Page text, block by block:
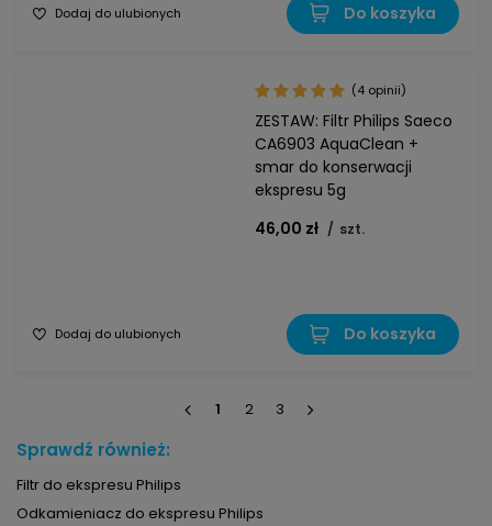
Dodaj do ulubionych Do koszyka
ZESTAW: Filtr Philips Saeco
CA6903 AquaClean +
smar do konserwacji
ekspresu 5g
46,00 zł / szt.
(4 opinii)
Dodaj do ulubionych Do koszyka
1 2 3
Sprawdź również:
Filtr do ekspresu Philips
Odkamieniacz do ekspresu Philips